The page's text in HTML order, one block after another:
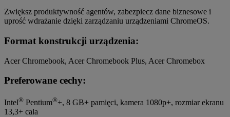
Zwiększ produktywność agentów, zabezpiecz dane biznesowe i
uprość wdrażanie dzięki zarządzaniu urządzeniami ChromeOS.
Format konstrukcji urządzenia:
Acer Chromebook, Acer Chromebook Plus, Acer Chromebox
Preferowane cechy:
Intel® Pentium®+, 8 GB+ pamięci, kamera 1080p+, rozmiar ekranu
13,3+ cala